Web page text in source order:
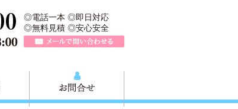
TEL 0120-757-161（年中無休）営業時間AM9:00～
◎電話一本 ◎即日対応
◎無料見積 ◎安心安全